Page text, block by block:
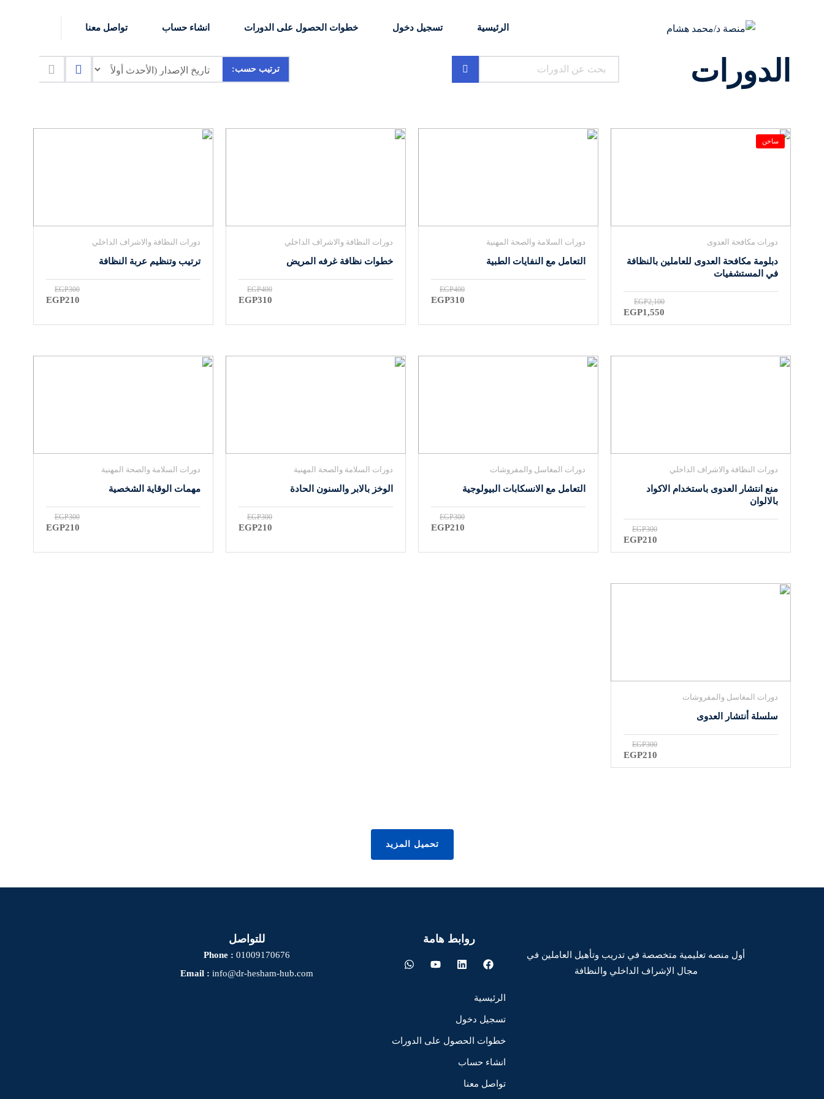
الرئيسية تسجيل دخول خطوات الحصول على الدورات انشاء حساب تواصل معنا
الدورات ترتيب حسب:
ساخن
دورات مكافحة العدوى
دبلومة مكافحة العدوى للعاملين بالنظافة
في المستشفيات
EGP2,100
EGP1,550
دورات السلامة والصحة المهنية
التعامل مع النفايات الطبية
EGP400
EGP310
دورات النظافة والاشراف الداخلي
خطوات نظافة غرفه المريض
EGP400
EGP310
دورات النظافة والاشراف الداخلي
ترتيب وتنظيم عربة النظافة
EGP300
EGP210
دورات النظافة والاشراف الداخلي
منع انتشار العدوى باستخدام الاكواد
بالالوان
EGP300
EGP210
دورات المغاسل والمفروشات
التعامل مع الانسكابات البيولوجية
EGP300
EGP210
دورات السلامة والصحة المهنية
الوخز بالابر والسنون الحادة
EGP300
EGP210
دورات السلامة والصحة المهنية
مهمات الوقاية الشخصية
EGP300
EGP210
دورات المغاسل والمفروشات
سلسلة أنتشار العدوى
EGP300
EGP210
تحميل المزيد
أول منصه تعليمية متخصصة في تدريب وتأهيل العاملين في
مجال الإشراف الداخلي والنظافة
روابط هامة
الرئيسية
تسجيل دخول
خطوات الحصول على الدورات
انشاء حساب
تواصل معنا
للتواصل
Phone : 01009170676
Email : info@dr-hesham-hub.com